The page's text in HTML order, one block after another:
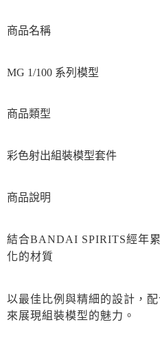
每筆NT$160，滿NT$3,000(含以上
免運費
商品名稱
MG 1/100 系列模型
商品類型
彩色射出組裝模型套件
商品說明
結合BANDAI SPIRITS經年
化的材質
以最佳比例與精細的設計，
來展現組裝模型的魅力。